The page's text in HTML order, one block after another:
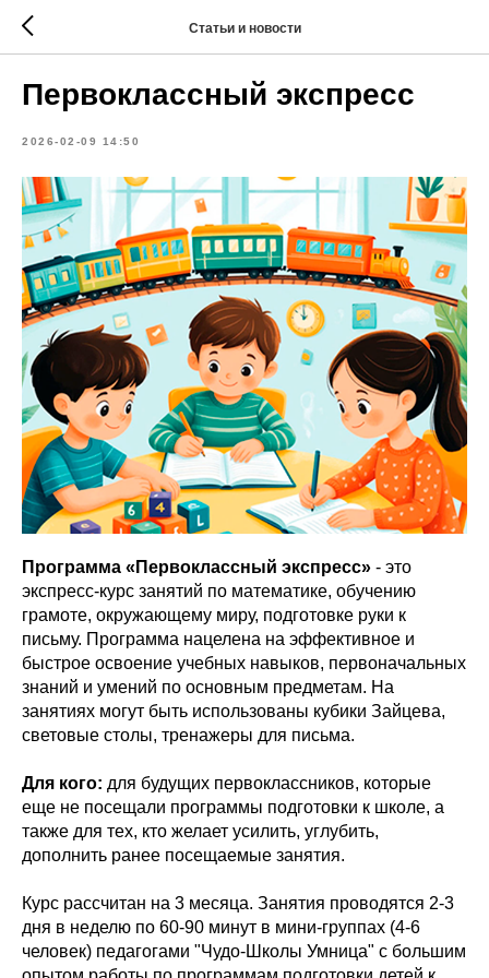
Статьи и новости
Первоклассный экспресс
2026-02-09 14:50
Программа «Первоклассный экспресс» - это
экспресс-курс занятий по математике, обучению
грамоте, окружающему миру, подготовке руки к
письму. Программа нацелена на эффективное и
быстрое освоение учебных навыков, первоначальных
знаний и умений по основным предметам. На
занятиях могут быть использованы кубики Зайцева,
световые столы, тренажеры для письма.
Для кого: для будущих первоклассников, которые
еще не посещали программы подготовки к школе, а
также для тех, кто желает усилить, углубить,
дополнить ранее посещаемые занятия.
Курс рассчитан на 3 месяца. Занятия проводятся 2-3
дня в неделю по 60-90 минут в мини-группах (4-6
человек) педагогами "Чудо-Школы Умница" с большим